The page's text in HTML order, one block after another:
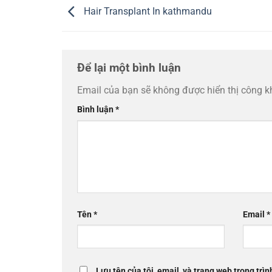
Hair Transplant In kathmandu
Để lại một bình luận
Email của bạn sẽ không được hiển thị công
Bình luận*
Tên* Email*